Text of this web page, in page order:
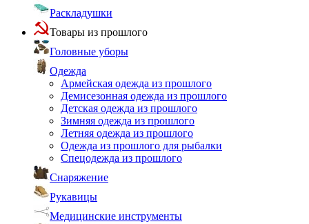
Раскладушки
Товары из прошлого
Головные уборы
Одежда
Армейская одежда из прошлого
Демисезонная одежда из прошлого
Детская одежда из прошлого
Зимняя одежда из прошлого
Летняя одежда из прошлого
Одежда из прошлого для рыбалки
Спецодежда из прошлого
Снаряжение
Рукавицы
Медицинские инструменты